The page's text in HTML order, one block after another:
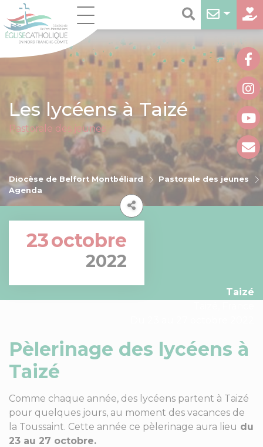
Les lycéens à Taizé
Pastorale des jeunes
Diocèse de Belfort Montbéliard
Pastorale des jeunes
Agenda
23octobre
2022
Taizé
Pèlerinage des lycéens à
Taizé
Comme chaque année, des lycéens partent à Taizé
pour quelques jours, au moment des vacances de
la Toussaint. Cette année ce pèlerinage aura lieu du
23 au 27 octobre.